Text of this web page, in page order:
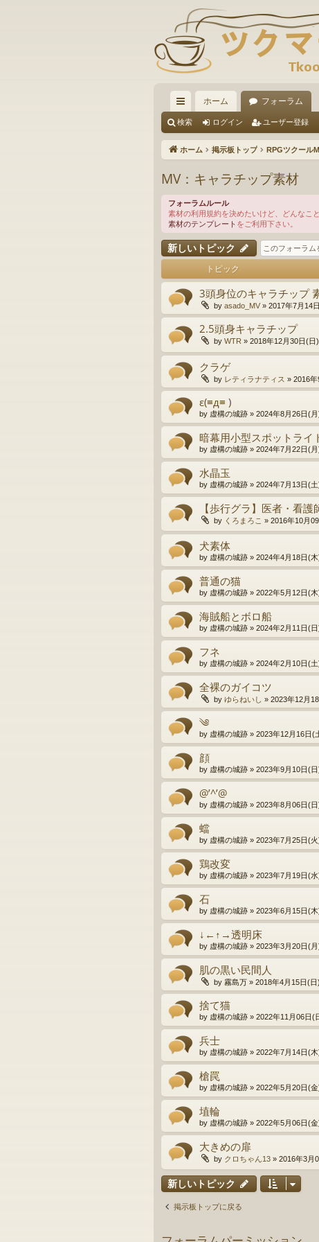
イ
ッ
リ
ン
ク
ホーム フォーラム
検索 ログイン ユーザー登録
ホーム 掲示板トップ RPGツクール
MV：キャラチップ素材
フォーラムルール
素材の利用規約を決めたいけど、どんなこ
素材のテンプレート をご利用下さい。
新しいトピック
トピック
3頭身位のキャラチップ
by asado_MV » 2017年7月14
2.5頭身キャラチップ
by WTR » 2018年12月30日(日
クラゲ
by レティラナティス » 2016
ε(≡д≡ )
by 虚構の城跡 » 2024年8月26日(月
暗幕用小型スポットライ
by 虚構の城跡 » 2024年7月22日(
水晶玉
by 虚構の城跡 » 2024年7月13日(
【歩行グラ】医者・看護
by くろまろこ » 2016年10月
犬素体
by 虚構の城跡 » 2024年4月18日(
普通の猫
by 虚構の城跡 » 2022年5月12日(
海賊船とボロ船
by 虚構の城跡 » 2024年2月11日(
フネ
by 虚構の城跡 » 2024年2月10日(
全裸のガイコツ
by ゆらねいし » 2023年12月
༄
by 虚構の城跡 » 2023年12月16日(
顔
by 虚構の城跡 » 2023年9月10日(
@’^’@
by 虚構の城跡 » 2023年8月06日(
蟷
by 虚構の城跡 » 2023年7月25日(
鶏改変
by 虚構の城跡 » 2023年7月19日(
石
by 虚構の城跡 » 2023年6月15日(
↓←↑→透明床
by 虚構の城跡 » 2023年3月20日(
肌の黒い民間人
by 霧島万 » 2018年4月15日(
捨て猫
by 虚構の城跡 » 2022年11月06日(
兵士
by 虚構の城跡 » 2022年7月14日(
槍罠
by 虚構の城跡 » 2022年5月20日(
埴輪
by 虚構の城跡 » 2022年5月06日(
大きめの扉
by クロちゃん13 » 2016年3月
新しいトピック
掲示板トップに戻る